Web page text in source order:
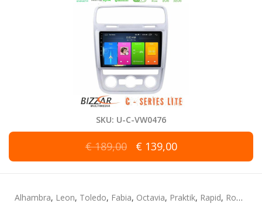
SKU: U-C-VW0476
€ 189,00 € 139,00
Alhambra, Leon, Toledo, Fabia, Octavia, Praktik, Rapid, Roomster